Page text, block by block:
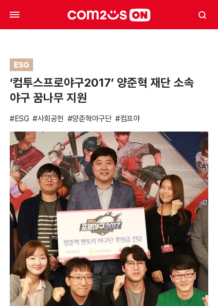
ESG
‘컴투스프로야구2017’ 양준혁 재단 소속
야구 꿈나무 지원
#ESG #사회공헌 #양준혁야구단 #컴프야